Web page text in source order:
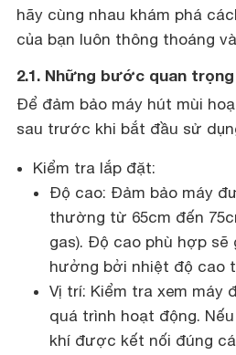
hãy cùng nhau khám phá
của bạn luôn thông thoáng
2.1. Những bước quan
Để đảm bảo máy hút mùi
sau trước khi bắt đầu sử
Kiểm tra lắp đặt:
Độ cao: Đảm bảo máy
thường từ 65cm đến
gas). Độ cao phù hợp
hưởng bởi nhiệt độ cao
Vị trí: Kiểm tra xem máy
quá trình hoạt động.
khí được kết nối đúng